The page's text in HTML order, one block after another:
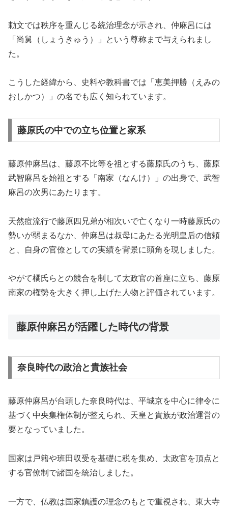
勅文では秩序を重んじる統治理念が示され、仲麻呂には
「尚舅（しょうきゅう）」という尊称まで与えられまし
た。
こうした経緯から、史料や教科書では「恵美押勝（えみの
おしかつ）」の名でも広く知られています。
藤原氏の中での立ち位置と家系
藤原仲麻呂は、藤原不比等を祖とする藤原氏のうち、藤原
武智麻呂を始祖とする「南家（なんけ）」の出身で、武智
麻呂の次男にあたります。
天然痘流行で藤原四兄弟が相次いで亡くなり一時藤原氏の
勢いが弱まるなか、仲麻呂は叔母にあたる光明皇后の信頼
と、自身の官僚としての実績を背景に頭角を現しました。
やがて橘氏らとの競合を制して太政官の首座に立ち、藤原
南家の権勢を大きく押し上げた人物と評価されています。
藤原仲麻呂が活躍した時代の背景
奈良時代の政治と貴族社会
藤原仲麻呂が台頭した奈良時代は、平城京を中心に律令に
基づく中央集権体制が整えられ、天皇と貴族が政治運営の
要となっていました。
国家は戸籍や班田収受を基礎に税を集め、太政官を頂点と
する官僚制で諸国を統治しました。
一方で、仏教は国家鎮護の理念のもとで重視され、東大寺